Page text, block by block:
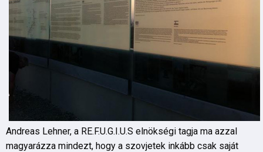
Andreas Lehner, a RE.F.U.G.I.U.S elnökségi tagja ma azzal
magyarázza mindezt, hogy a szovjetek inkább csak saját